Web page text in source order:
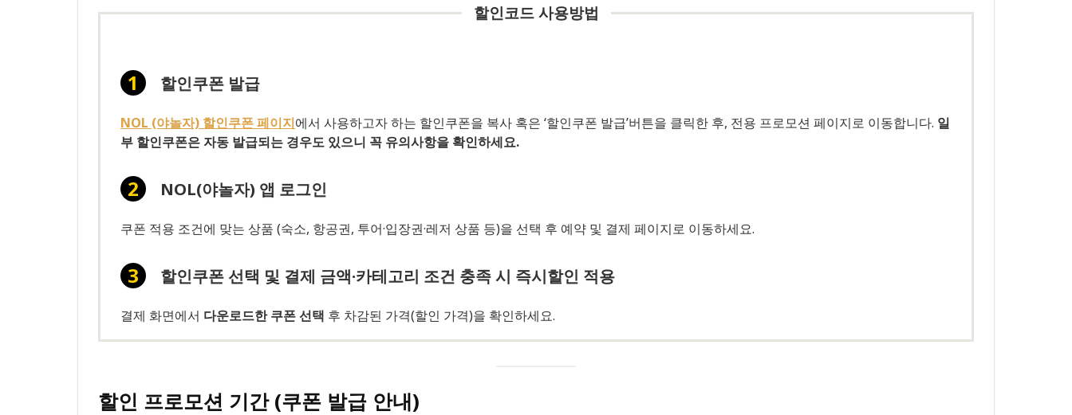
할인코드 사용방법
할인쿠폰 발급
NOL (야놀자) 할인쿠폰 페이지에서 사용하고자 하는 할인쿠폰을 복사 혹은 ‘할인쿠폰 발급’버튼을 클릭한 후, 전용 프로모션 페이지로 이동합니다. 일
부 할인쿠폰은 자동 발급되는 경우도 있으니 꼭 유의사항을 확인하세요.
NOL(야놀자) 앱 로그인
쿠폰 적용 조건에 맞는 상품 (숙소, 항공권, 투어·입장권·레저 상품 등)을 선택 후 예약 및 결제 페이지로 이동하세요.
할인쿠폰 선택 및 결제 금액·카테고리 조건 충족 시 즉시할인 적용
결제 화면에서 다운로드한 쿠폰 선택 후 차감된 가격(할인 가격)을 확인하세요.
할인 프로모션 기간 (쿠폰 발급 안내)